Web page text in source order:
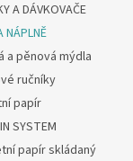
A DÁVKOVAČE
NÁPLNĚ
a pěnová mýdla
ručníky
papír
SYSTEM
papír skládaný